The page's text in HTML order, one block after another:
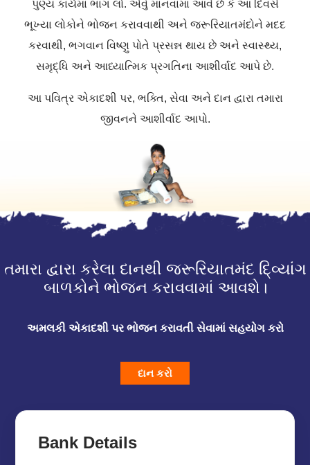
પુણ્ય કાર્યમાં ભાગ લો. એવું માનવામાં આવે છે કે આ દિવસે
ભૂખ્યા લોકોને ભોજન કરાવવાથી અને જરૂરિયાતમંદોને મદદ
કરવાથી, ભગવાન વિષ્ણુ પોતે પ્રસન્ન થાય છે અને સ્વાસ્થ્ય,
સમૃદ્ધિ અને આધ્યાત્મિક પ્રગતિના આશીર્વાદ આપે છે.
આ પવિત્ર એકાદશી પર, ભક્તિ, સેવા અને દાન દ્વારા તમારા
જીવનને આશીર્વાદ આપો.
તમારા દ્વારા કરેલા દાનથી જરૂરિયાતમંદ દિ્વ્યાંગ
બાળકોને ભોજન કરાવવામાં આવશે।
અમલકી એકાદશી પર ભોજન કરાવતી સેવામાં સહયોગ કરો
દાન કરો
Bank Details